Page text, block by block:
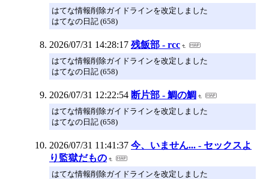
はてな情報削除ガイドラインを改定しました
はてなの日記 (658)
2026/07/31 14:28:17 残飯部 - rcc
はてな情報削除ガイドラインを改定しました
はてなの日記 (658)
2026/07/31 12:22:54 断片部 - 鯛の鯛
はてな情報削除ガイドラインを改定しました
はてなの日記 (658)
2026/07/31 11:41:37 今、いません... - セックスよ
り監獄だもの
はてな情報削除ガイドラインを改定しました